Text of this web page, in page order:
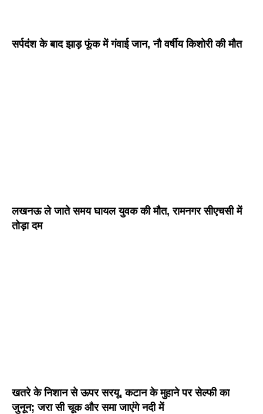
सर्पदंश के बाद झाड़ फूंक में गंवाई जान, नौ वर्षीय किशोरी की मौत
लखनऊ ले जाते समय घायल युवक की मौत, रामनगर सीएचसी में
तोड़ा दम
खतरे के निशान से ऊपर सरयू, कटान के मुहाने पर सेल्फी का
जुनून; जरा सी चूक और समा जाएंगे नदी में